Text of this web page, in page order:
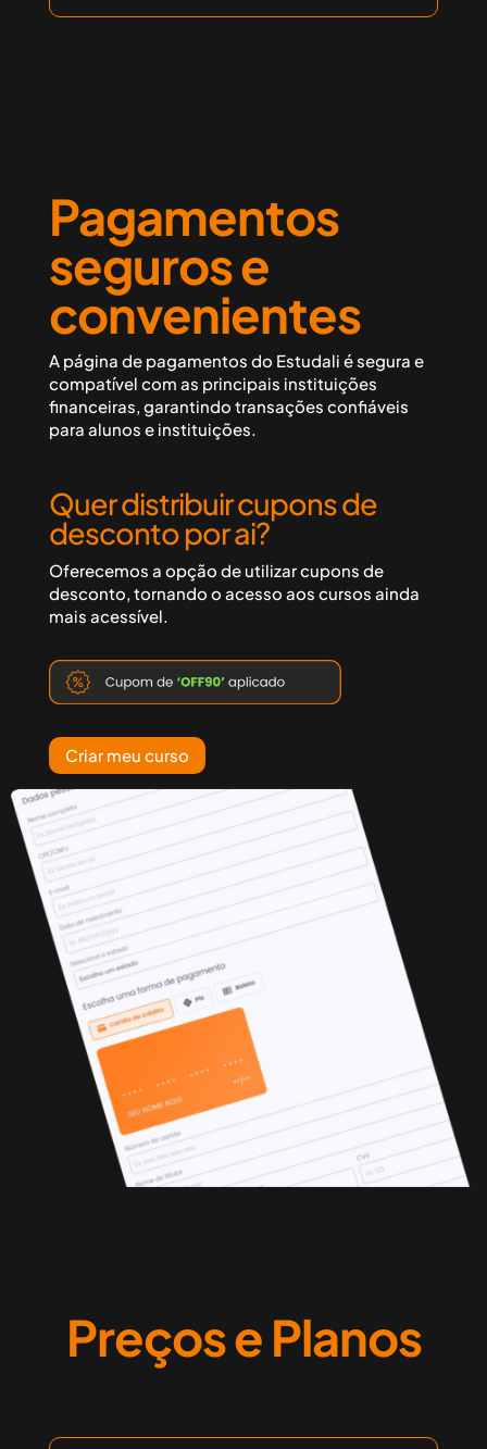
Pagamentos
seguros e
convenientes
A página de pagamentos do Estudali ésegura e
compatível com as principais instituições
financeiras, garantindo transações confiáveis
para alunos e instituições.
Quer distribuir cupons de
desconto por ai?
Oferecemos a opção de utilizar cupons de
desconto, tornando o acesso aos cursos ainda
mais acessível.
Criar meu curso
Preços e Planos